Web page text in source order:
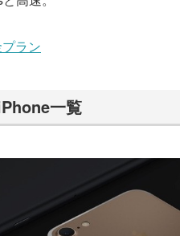
ラン
一覧